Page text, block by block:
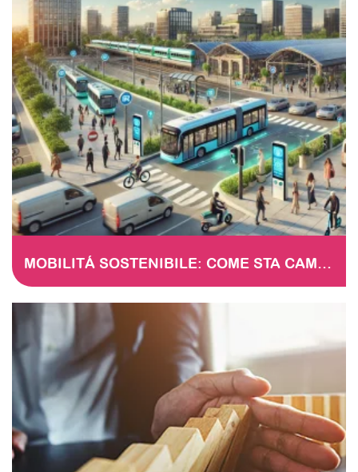
MOBILITÁ SOSTENIBILE: COME STA CAMBIANDO IL PANORAMA EUROPEO